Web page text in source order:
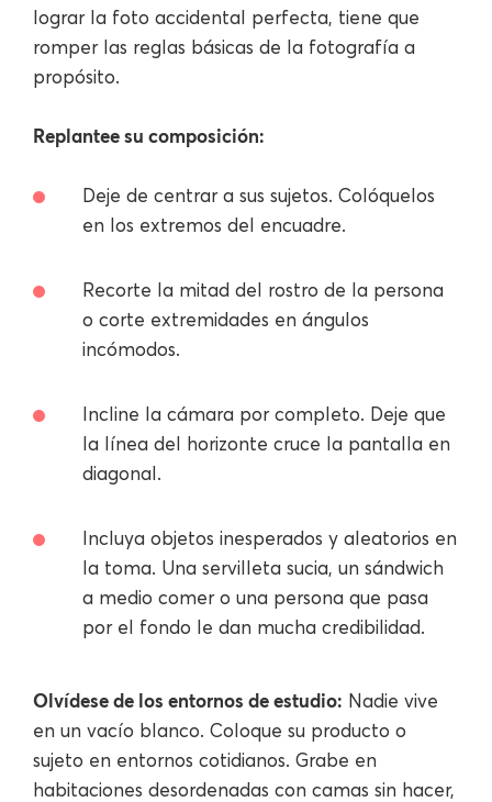
lograr la foto accidental perfecta, tiene que
romper las reglas básicas de la fotografía a
propósito.
Replantee su composición:
Deje de centrar a sus sujetos. Colóquelos
en los extremos del encuadre.
Recorte la mitad del rostro de la persona
o corte extremidades en ángulos
incómodos.
Incline la cámara por completo. Deje que
la línea del horizonte cruce la pantalla en
diagonal.
Incluya objetos inesperados y aleatorios en
la toma. Una servilleta sucia, un sándwich
a medio comer o una persona que pasa
por el fondo le dan mucha credibilidad.
Olvídese de los entornos de estudio: Nadie vive
en un vacío blanco. Coloque su producto o
sujeto en entornos cotidianos. Grabe en
habitaciones desordenadas con camas sin hacer,